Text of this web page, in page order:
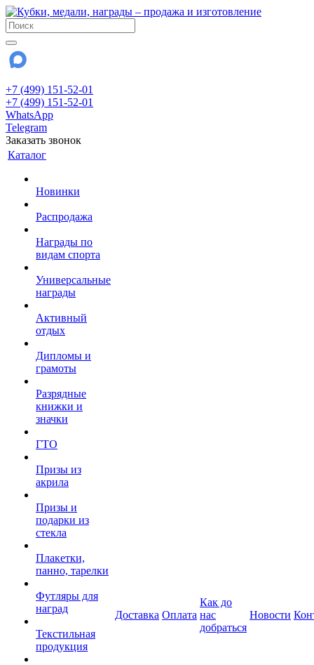
+7 (499) 151-52-01
+7 (499) 151-52-01
WhatsApp
Telegram
Заказать звонок
Каталог
Новинки
Распродажа
Награды по
видам спорта
Универсальные
награды
Активный
отдых
Дипломы и
грамоты
Разрядные
книжки и
значки
ГТО
Призы из
акрила
Призы и
подарки из
стекла
Плакетки,
панно, тарелки
Футляры для
наград
Текстильная
продукция
Доставка Оплата
Как до
нас
добраться
Новости